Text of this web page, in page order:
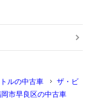
ルの中古車
ザ・ビ
市早良区の中古車